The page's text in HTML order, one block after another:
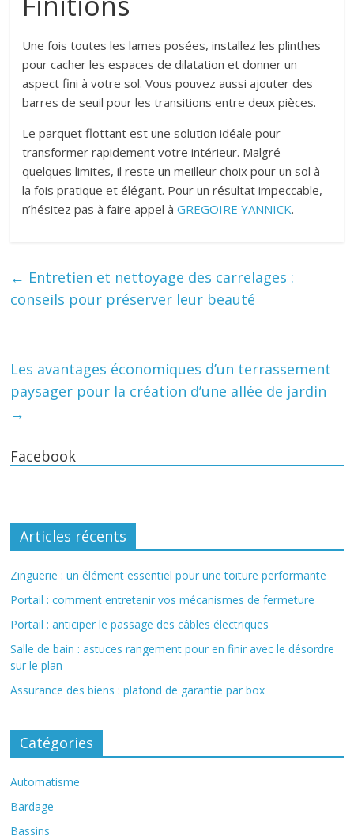
Une fois toutes les lames posées, installez les plinthes
pour cacher les espaces de dilatation et donner un
aspect fini à votre sol. Vous pouvez aussi ajouter des
barres de seuil pour les transitions entre deux pièces.
Le parquet flottant est une solution idéale pour
transformer rapidement votre intérieur. Malgré
quelques limites, il reste unmeilleur choix pour un sol à
la fois pratique et élégant. Pour un résultat impeccable,
n’hésitez pas à faire appel àGREGOIRE YANNICK.
← Entretien et nettoyage des carrelages :
conseils pour préserver leur beauté
Les avantages économiques d’un terrassement
paysager pour la création d’une allée de jardin
→
Facebook
Articles récents
Zinguerie : un élément essentiel pour une toiture performante
Portail : comment entretenir vos mécanismes de fermeture
Portail : anticiper le passage des câbles électriques
Salle de bain : astuces rangement pour en finir avec le désordre
sur le plan
Assurance des biens : plafond de garantie par box
Catégories
Automatisme
Bardage
Bassins